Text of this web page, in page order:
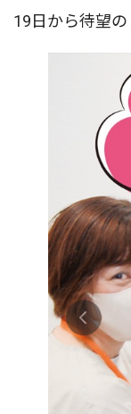
19日から待望